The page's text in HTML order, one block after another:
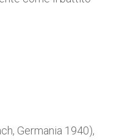
Germania 1940),